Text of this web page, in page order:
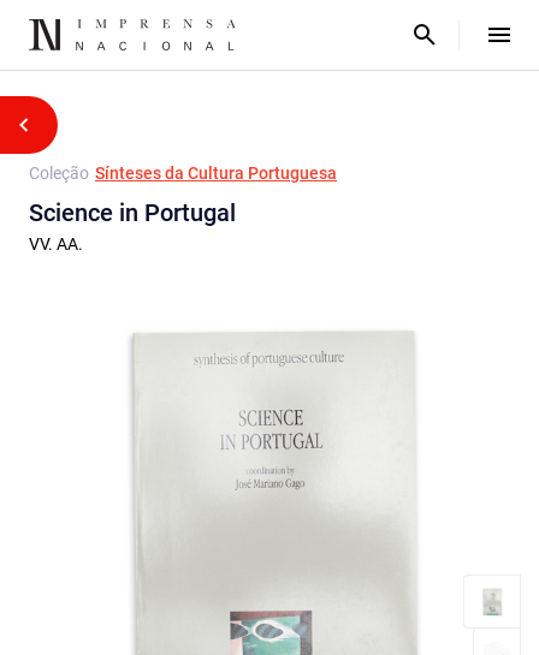
Coleção Sínteses da Cultura Portuguesa
Science in Portugal
VV. AA.